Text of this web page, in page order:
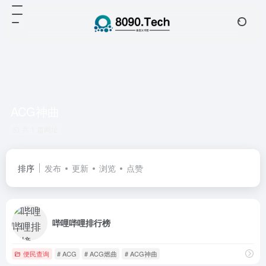
排序 发布 更新 浏览 点赞
哔哩哔哩排行榜
便民查询 # ACG # ACG燃曲 # ACG神曲